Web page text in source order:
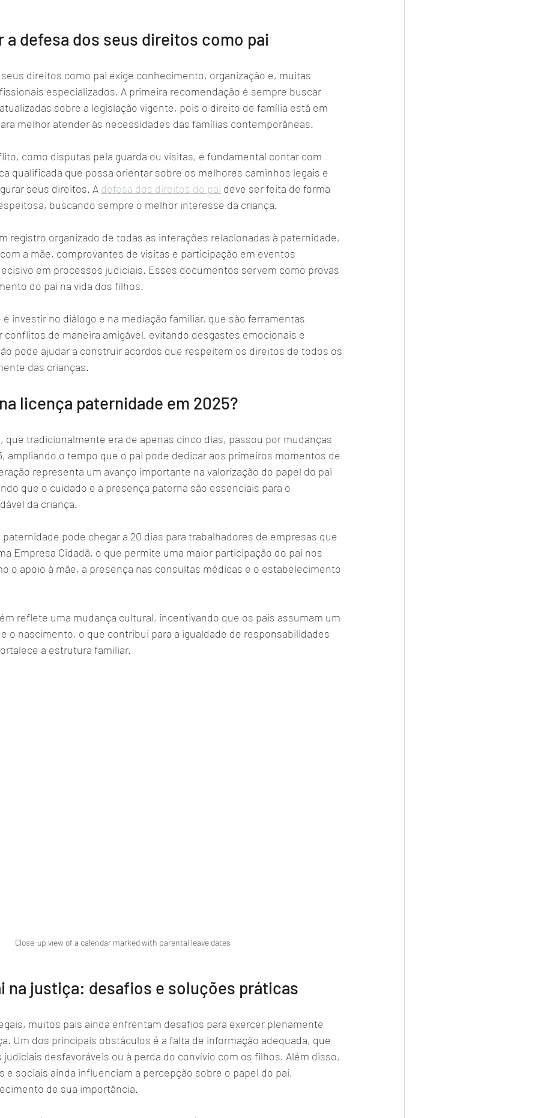
a defesa dos seus direitos como pai
direitos como pai exige conhecimento, organização e, muitas
especializados. A primeira recomendação é sempre buscar
sobre a legislação vigente, pois o direito de família está em
melhor atender às necessidades das famílias contemporâneas.
como disputas pela guarda ou visitas, é fundamental contar com
qualificada que possa orientar sobre os melhores caminhos legais e
seus direitos. A defesa dos direitos do pai deve ser feita de forma
buscando sempre o melhor interesse da criança.
registro organizado de todas as interações relacionadas à paternidade,
a mãe, comprovantes de visitas e participação em eventos
em processos judiciais. Esses documentos servem como provas
do pai na vida dos filhos.
investir no diálogo e na mediação familiar, que são ferramentas
conflitos de maneira amigável, evitando desgastes emocionais e
pode ajudar a construir acordos que respeitem os direitos de todos os
das crianças.
licença paternidade em 2025?
que tradicionalmente era de apenas cinco dias, passou por mudanças
ampliando o tempo que o pai pode dedicar aos primeiros momentos de
representa um avanço importante na valorização do papel do pai
que o cuidado e a presença paterna são essenciais para o
da criança.
pode chegar a 20 dias para trabalhadores de empresas que
Empresa Cidadã, o que permite uma maior participação do pai nos
o apoio à mãe, a presença nas consultas médicas e o estabelecimento
reflete uma mudança cultural, incentivando que os pais assumam um
o nascimento, o que contribui para a igualdade de responsabilidades
a estrutura familiar.
Close-up view of a calendar marked with parental leave dates
na justiça: desafios e soluções práticas
muitos pais ainda enfrentam desafios para exercer plenamente
Um dos principais obstáculos é a falta de informação adequada, que
judiciais desfavoráveis ou à perda do convívio com os filhos. Além disso,
e sociais ainda influenciam a percepção sobre o papel do pai,
de sua importância.